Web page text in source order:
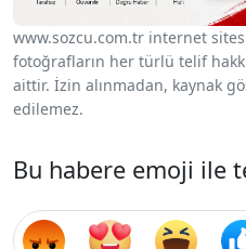
www.sozcu.com.tr internet
fotoğrafların her türlü telif
aittir. İzin alınmadan, kaynak
edilemez.
Bu habere emoji ile